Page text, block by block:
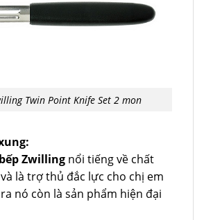
Twin Point Knife Set 2 mon
Zwilling nổi tiếng về chất
là trợ thủ đắc lực cho chị em
nó còn là sản phẩm hiện đại